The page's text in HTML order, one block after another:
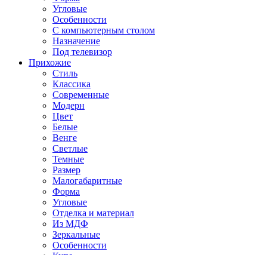
Угловые
Особенности
С компьютерным столом
Назначение
Под телевизор
Прихожие
Стиль
Классика
Современные
Модерн
Цвет
Белые
Венге
Светлые
Темные
Размер
Малогабаритные
Форма
Угловые
Отделка и материал
Из МДФ
Зеркальные
Особенности